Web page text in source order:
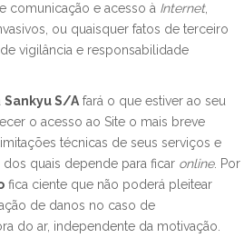
comunicação e acesso à Internet,
ou quaisquer fatos de terceiro
vigilância e responsabilidade
Sankyu S/A fará o que estiver ao seu
o acesso ao Site o mais breve
técnicas de seus serviços e
quais depende para ficar online. Por
fica ciente que não poderá pleitear
de danos no caso de
do ar, independente da motivação.